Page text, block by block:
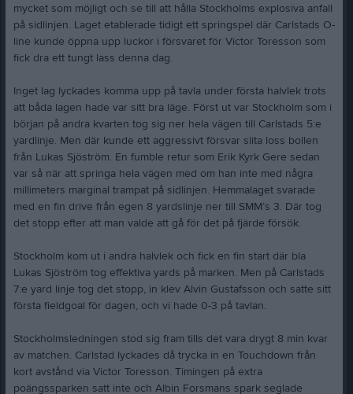
mycket som möjligt och se till att hålla Stockholms explosiva anfall
på sidlinjen. Laget etablerade tidigt ett springspel där Carlstads O-
line kunde öppna upp luckor i försvaret för Victor Toresson som
fick dra ett tungt lass denna dag.
Inget lag lyckades komma upp på tavla under första halvlek trots
att båda lagen hade var sitt bra läge. Först ut var Stockholm som i
början på andra kvarten tog sig ner hela vägen till Carlstads 5:e
yardlinje. Men där kunde ett aggressivt försvar slita loss bollen
från Lukas Sjöström. En fumble retur som Erik Kyrk Gere sedan
var så när att springa hela vägen med om han inte med några
millimeters marginal trampat på sidlinjen. Hemmalaget svarade
med en fin drive från egen 8 yardslinje ner till SMM’s 3. Där tog
det stopp efter att man valde att gå för det på fjärde försök.
Stockholm kom ut i andra halvlek och fick en fin start där bla
Lukas Sjöström tog effektiva yards på marken. Men på Carlstads
7:e yard linje tog det stopp, in klev Alvin Gustafsson och satte sitt
första fieldgoal för dagen, och vi hade 0-3 på tavlan.
Stockholmsledningen stod sig fram tills det vara drygt 8 min kvar
av matchen. Carlstad lyckades då trycka in en Touchdown från
kort avstånd via Victor Toresson. Timingen på extra
poängssparken satt inte och Albin Forsmans spark seglade